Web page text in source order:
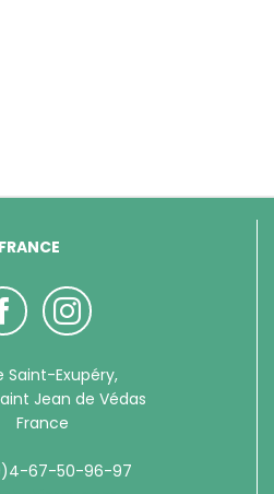
FRANCE
Saint-Exupéry,
Jean de Védas
France
67-50-96-97